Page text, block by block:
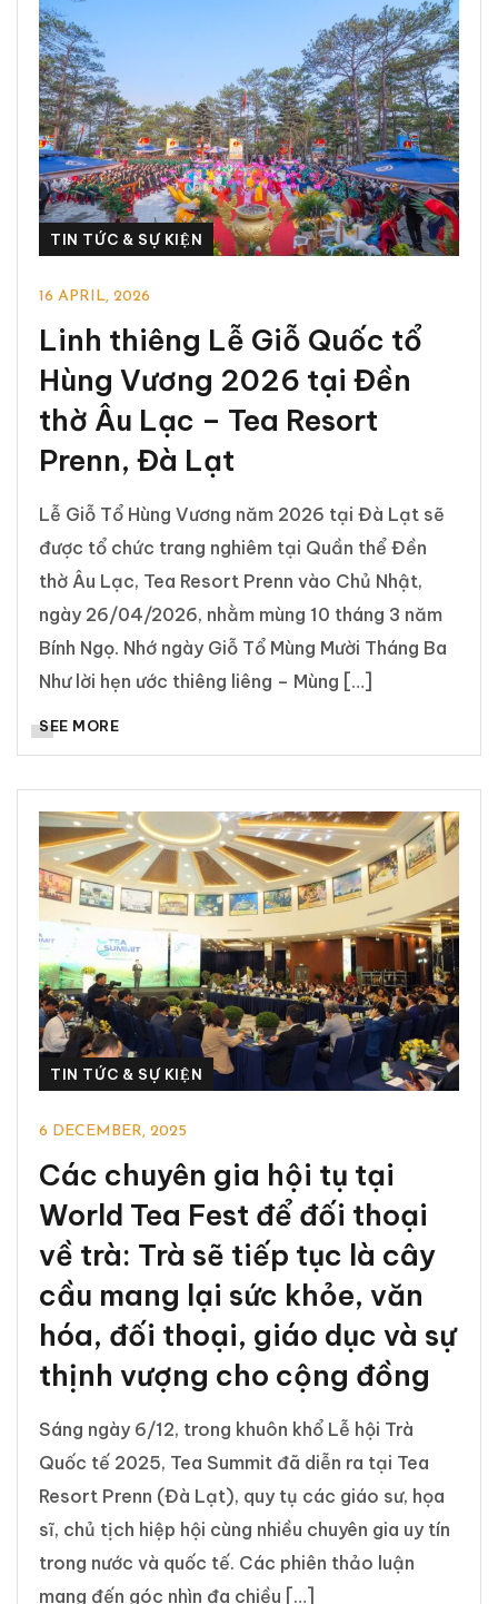
TIN TỨC & SỰ KIỆN
16 APRIL, 2026
Linh thiêng Lễ Giỗ Quốc tổ
Hùng Vương 2026 tại Đền
thờ Âu Lạc – Tea Resort
Prenn, Đà Lạt
Lễ Giỗ Tổ Hùng Vương năm 2026 tại Đà Lạt sẽ
được tổ chức trang nghiêm tại Quần thể Đền
thờ Âu Lạc, Tea Resort Prenn vào Chủ Nhật,
ngày 26/04/2026, nhằm mùng 10 tháng 3 năm
Bính Ngọ. Nhớ ngày Giỗ Tổ Mùng Mười Tháng Ba
Như lời hẹn ước thiêng liêng – Mùng […]
SEE MORE
TIN TỨC & SỰ KIỆN
6 DECEMBER, 2025
Các chuyên gia hội tụ tại
World Tea Fest để đối thoại
về trà: Trà sẽ tiếp tục là cây
cầu mang lại sức khỏe, văn
hóa, đối thoại, giáo dục và sự
thịnh vượng cho cộng đồng
Sáng ngày 6/12, trong khuôn khổ Lễ hội Trà
Quốc tế 2025, Tea Summit đã diễn ra tại Tea
Resort Prenn (Đà Lạt), quy tụ các giáo sư, họa
sĩ, chủ tịch hiệp hội cùng nhiều chuyên gia uy tín
trong nước và quốc tế. Các phiên thảo luận
mang đến góc nhìn đa chiều […]